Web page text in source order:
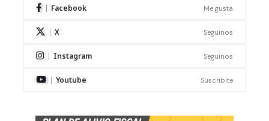
Facebook Me gusta
X Seguinos
Instagram Seguinos
Youtube Suscribite